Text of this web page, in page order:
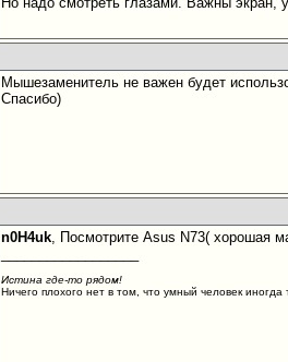
Мышезаменитель не важен будет
Спасибо)
n0H4uk, Посмотрите Asus N73( хорошая
Истина где-то рядом!
Ничего плохого нет в том, что умный человек иногда